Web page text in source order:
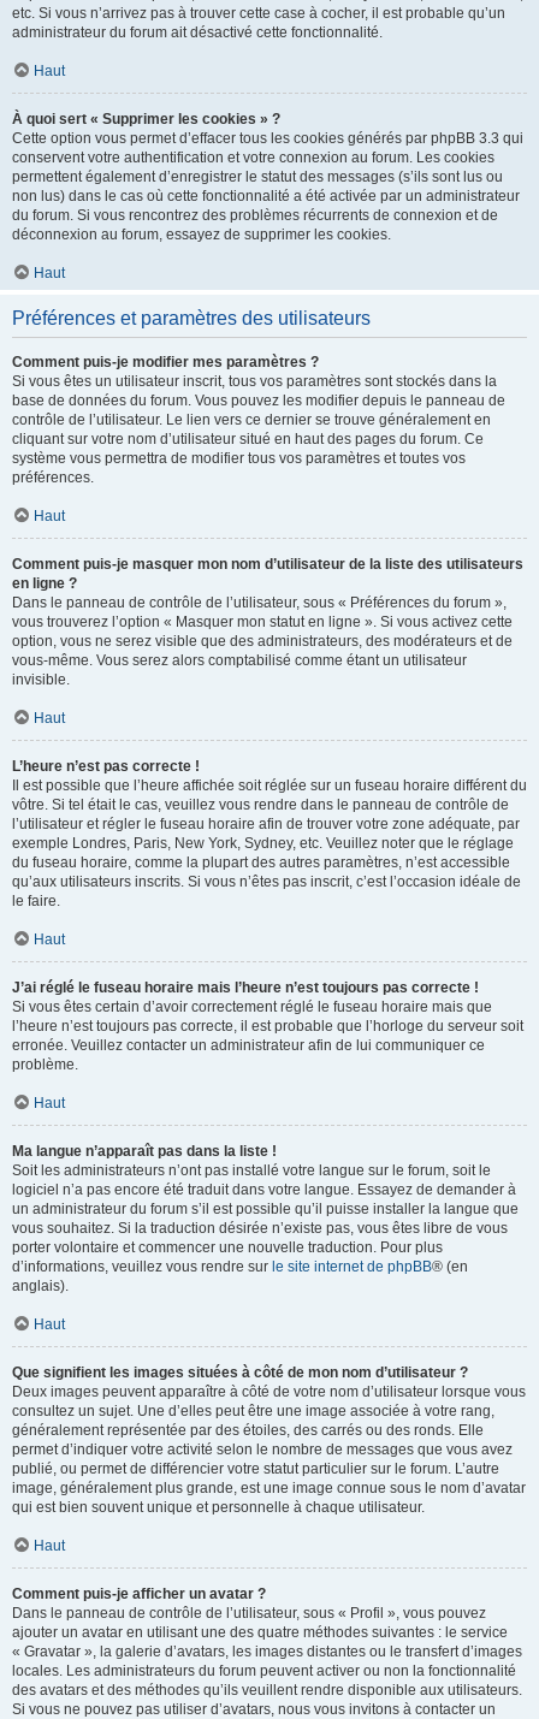
etc. Si vous n’arrivez pas à trouver cette case à cocher, il est probable qu’un
administrateur du forum ait désactivé cette fonctionnalité.
Haut
À quoi sert « Supprimer les cookies » ?
Cette option vous permet d’effacer tous les cookies générés par phpBB 3.3 qui
conservent votre authentification et votre connexion au forum. Les cookies
permettent également d’enregistrer le statut des messages (s’ils sont lus ou
non lus) dans le cas où cette fonctionnalité a été activée par un administrateur
du forum. Si vous rencontrez des problèmes récurrents de connexion et de
déconnexion au forum, essayez de supprimer les cookies.
Haut
Préférences et paramètres des utilisateurs
Comment puis-je modifier mes paramètres ?
Si vous êtes un utilisateur inscrit, tous vos paramètres sont stockés dans la
base de données du forum. Vous pouvez les modifier depuis le panneau de
contrôle de l’utilisateur. Le lien vers ce dernier se trouve généralement en
cliquant sur votre nom d’utilisateur situé en haut des pages du forum. Ce
système vous permettra de modifier tous vos paramètres et toutes vos
préférences.
Haut
Comment puis-je masquer mon nom d’utilisateur de la liste des utilisateurs
en ligne ?
Dans le panneau de contrôle de l’utilisateur, sous « Préférences du forum »,
vous trouverez l’option « Masquer mon statut en ligne ». Si vous activez cette
option, vous ne serez visible que des administrateurs, des modérateurs et de
vous-même. Vous serez alors comptabilisé comme étant un utilisateur
invisible.
Haut
L’heure n’est pas correcte !
Il est possible que l’heure affichée soit réglée sur un fuseau horaire différent du
vôtre. Si tel était le cas, veuillez vous rendre dans le panneau de contrôle de
l’utilisateur et régler le fuseau horaire afin de trouver votre zone adéquate, par
exemple Londres, Paris, New York, Sydney, etc. Veuillez noter que le réglage
du fuseau horaire, comme la plupart des autres paramètres, n’est accessible
qu’aux utilisateurs inscrits. Si vous n’êtes pas inscrit, c’est l’occasion idéale de
le faire.
Haut
J’ai réglé le fuseau horaire mais l’heure n’est toujours pas correcte !
Si vous êtes certain d’avoir correctement réglé le fuseau horaire mais que
l’heure n’est toujours pas correcte, il est probable que l’horloge du serveur soit
erronée. Veuillez contacter un administrateur afin de lui communiquer ce
problème.
Haut
Ma langue n’apparaît pas dans la liste !
Soit les administrateurs n’ont pas installé votre langue sur le forum, soit le
logiciel n’a pas encore été traduit dans votre langue. Essayez de demander à
un administrateur du forum s’il est possible qu’il puisse installer la langue que
vous souhaitez. Si la traduction désirée n’existe pas, vous êtes libre de vous
porter volontaire et commencer une nouvelle traduction. Pour plus
d’informations, veuillez vous rendre sur le site internet de phpBB® (en
anglais).
Haut
Que signifient les images situées à côté de mon nom d’utilisateur ?
Deux images peuvent apparaître à côté de votre nom d’utilisateur lorsque vous
consultez un sujet. Une d’elles peut être une image associée à votre rang,
généralement représentée par des étoiles, des carrés ou des ronds. Elle
permet d’indiquer votre activité selon le nombre de messages que vous avez
publié, ou permet de différencier votre statut particulier sur le forum. L’autre
image, généralement plus grande, est une image connue sous le nom d’avatar
qui est bien souvent unique et personnelle à chaque utilisateur.
Haut
Comment puis-je afficher un avatar ?
Dans le panneau de contrôle de l’utilisateur, sous « Profil », vous pouvez
ajouter un avatar en utilisant une des quatre méthodes suivantes : le service
« Gravatar », la galerie d’avatars, les images distantes ou le transfert d’images
locales. Les administrateurs du forum peuvent activer ou non la fonctionnalité
des avatars et des méthodes qu’ils veuillent rendre disponible aux utilisateurs.
Si vous ne pouvez pas utiliser d’avatars, nous vous invitons à contacter un